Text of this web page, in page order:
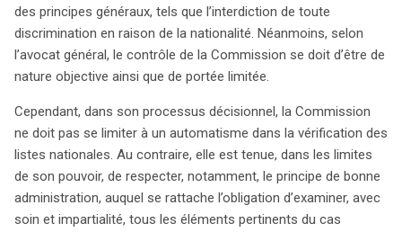
des principes généraux, tels que l’interdiction de toute
discrimination en raison de la nationalité. Néanmoins, selon
l’avocat général, le contrôle de la Commission se doit d’être de
nature objective ainsi que de portée limitée.
Cependant, dans son processus décisionnel, la Commission
ne doit pas se limiter à un automatisme dans la vérification des
listes nationales. Au contraire, elle est tenue, dans les limites
de son pouvoir, de respecter, notamment, le principe de bonne
administration, auquel se rattache l’obligation d’examiner, avec
soin et impartialité, tous les éléments pertinents du cas